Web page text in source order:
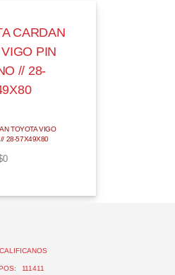
TOYOTA VIGO
28-57X49X80
0
CALIFICANOS
111411